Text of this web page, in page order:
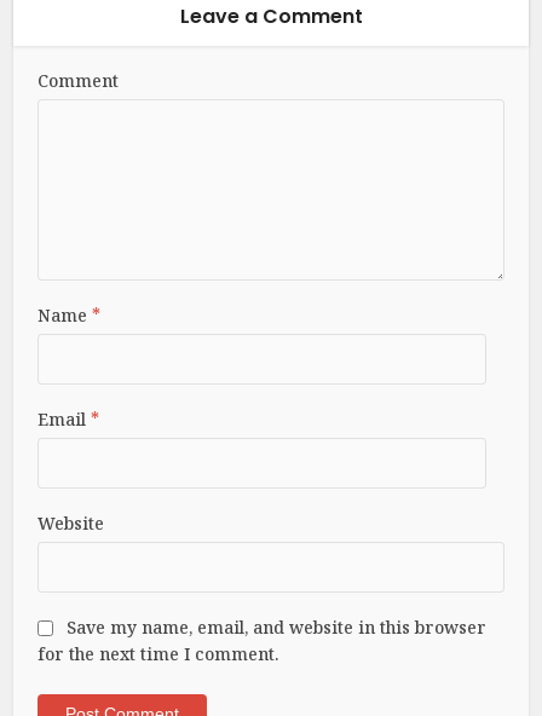
Leave a Comment
Comment
Name*
Email*
Website
Save my name, email, and website in this browser
for the next time I comment.